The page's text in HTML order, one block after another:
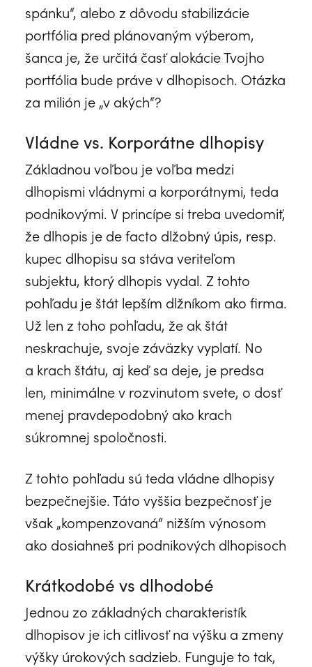
spánku“, alebo z dôvodu stabilizácie
portfólia pred plánovaným výberom,
šanca je, že určitá časť alokácie Tvojho
portfólia bude práve v dlhopisoch. Otázka
za milión je „v akých“?
Vládne vs. Korporátne dlhopisy
Základnou voľbou je voľba medzi
dlhopismi vládnymi a korporátnymi, teda
podnikovými. V princípe si treba uvedomiť,
že dlhopis je de facto dlžobný úpis, resp.
kupec dlhopisu sa stáva veriteľom
subjektu, ktorý dlhopis vydal. Z tohto
pohľadu je štát lepším dlžníkom ako firma.
Už len z toho pohľadu, že ak štát
neskrachuje, svoje záväzky vyplatí. No
a krach štátu, aj keď sa deje, je predsa
len, minimálne v rozvinutom svete, o dosť
menej pravdepodobný ako krach
súkromnej spoločnosti.
Z tohto pohľadu sú teda vládne dlhopisy
bezpečnejšie. Táto vyššia bezpečnosť je
však „kompenzovaná“ nižším výnosom
ako dosiahneš pri podnikových dlhopisoch
Krátkodobé vs dlhodobé
Jednou zo základných charakteristík
dlhopisov je ich citlivosť na výšku a zmeny
výšky úrokových sadzieb. Funguje to tak,